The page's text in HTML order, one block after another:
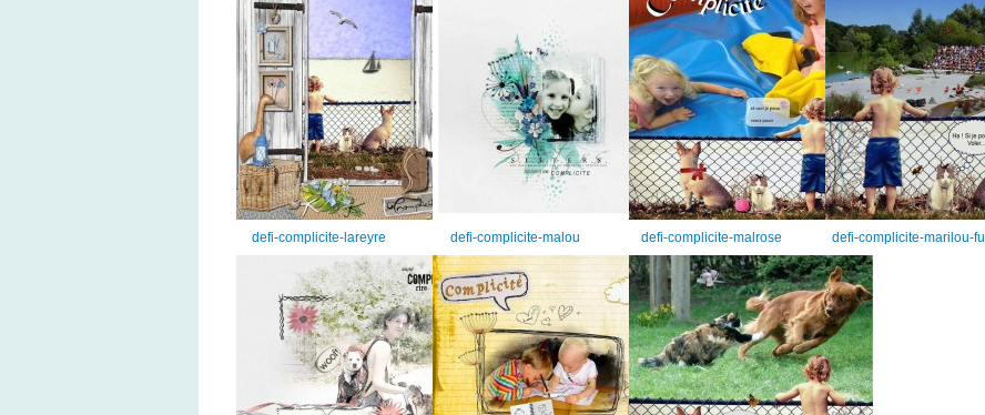
defi-complicite-lareyre defi-complicite-malou defi-complicite-malrose defi-complicite-marilou-fu